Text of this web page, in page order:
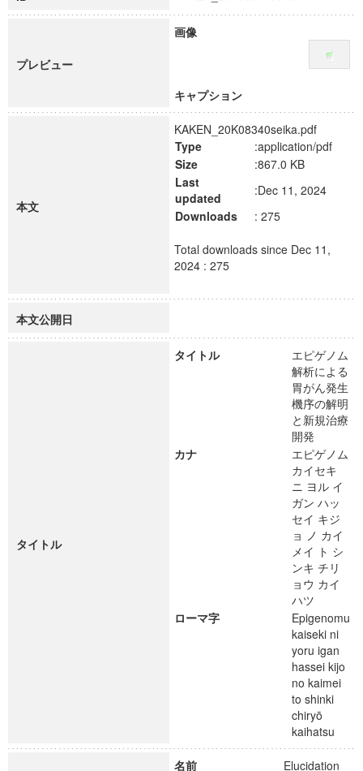
学術雑誌掲載論文等(8)
プレビュー
画像
キャプション
本文
KAKEN_20K08340seika.pdf
Type
:application/pdf
Size
:867.0 KB
Last
updated
:Dec 11, 2024
Downloads
: 275
Total downloads since Dec 11,
2024 : 275
本文公開日
タイトル
タイトル
エピゲノム
解析による
胃がん発生
機序の解明
と新規治療
開発
カナ
エピゲノム
カイセキ
ニ ヨル イ
ガン ハッ
セイ キジ
ョ ノ カイ
メイ ト シ
ンキ チリ
ョウ カイ
ハツ
ローマ字
Epigenomu
kaiseki ni
yoru igan
hassei kijo
no kaimei
to shinki
chiryō
kaihatsu
名前 Elucidation